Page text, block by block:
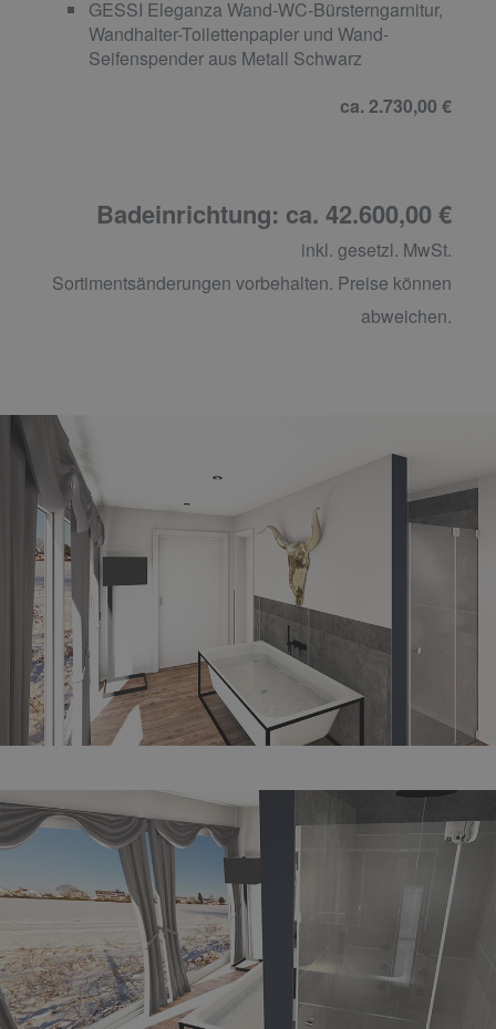
GESSI Eleganza Wand-WC-Bürsterngarnitur,
Wandhalter-Toilettenpapier und Wand-
Seifenspender aus Metall Schwarz
ca. 2.730,00 €
Badeinrichtung: ca. 42.600,00 €
inkl. gesetzl. MwSt.
Sortimentsänderungen vorbehalten. Preise können
abweichen.